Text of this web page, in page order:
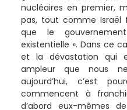
nucléaires en premier,
pas, tout comme Israël
que le
existentielle ». Dans ce
et la dévastation qui
ampleur que nous
aujourd’hui, c’est
commencent à
d’abord eux-mêmes